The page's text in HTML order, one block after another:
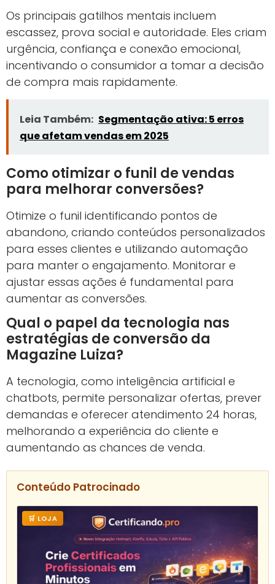
Os principais gatilhos mentais incluem
escassez, prova social e autoridade. Eles criam
urgência, confiança e conexão emocional,
incentivando o consumidor a tomar a decisão
de compra mais rapidamente.
Leia Também: Segmentação ativa: 5 erros
que afetam vendas em 2025
Como otimizar o funil de vendas
para melhorar conversões?
Otimize o funil identificando pontos de
abandono, criando conteúdos personalizados
para esses clientes e utilizando automação
para manter o engajamento. Monitorar e
ajustar essas ações é fundamental para
aumentar as conversões.
Qual o papel da tecnologia nas
estratégias de conversão da
Magazine Luiza?
A tecnologia, como inteligência artificial e
chatbots, permite personalizar ofertas, prever
demandas e oferecer atendimento 24 horas,
melhorando a experiência do cliente e
aumentando as chances de venda.
Conteúdo Patrocinado
🛒 LOJA